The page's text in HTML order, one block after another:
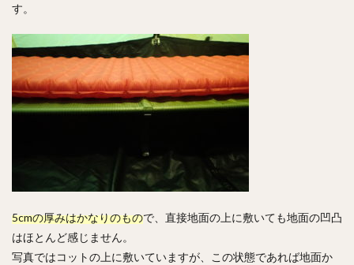
す。
5cmの厚みはかなりのもので、直接地面の上に敷いても地面の凹凸
はほとんど感じません。
写真ではコットの上に敷いていますが、この状態であれば地面か